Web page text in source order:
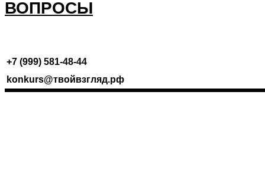
ВОПРОСЫ
+7 (999) 581-48-44
konkurs@твойвзгляд.рф